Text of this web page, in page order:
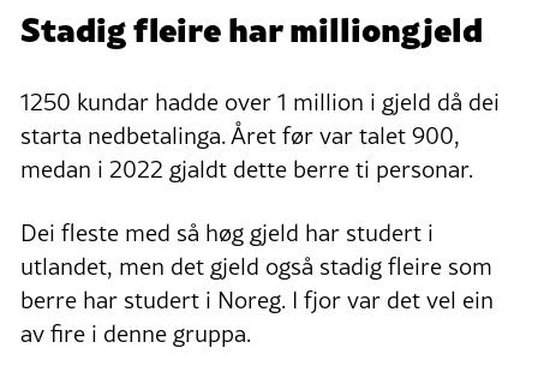
Stadig fleire har milliongjeld
1250 kundar hadde over 1 million i gjeld då dei
starta nedbetalinga. Året før var talet 900,
medan i 2022 gjaldt dette berre ti personar.
Dei fleste med så høg gjeld har studert i
utlandet, men det gjeld også stadig fleire som
berre har studert i Noreg. I fjor var det vel ein
av fire i denne gruppa.